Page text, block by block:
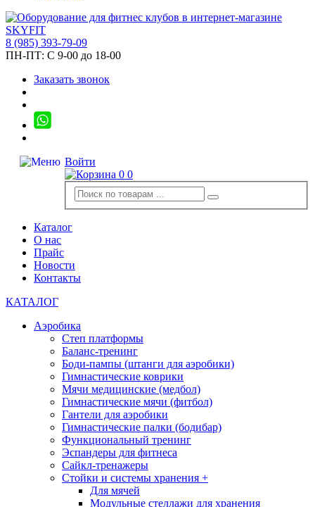
8 (985) 393-79-09
ПН-ПТ: С 9-00 до 18-00
Заказать звонок
Войти
0 0
Каталог
О нас
Прайс
Новости
Контакты
КАТАЛОГ
Аэробика
Степ платформы
Баланс-тренинг
Боди-пампы (штанги для аэробики)
Гимнастические коврики
Мячи медицинские (медбол)
Гимнастические мячи (фитбол)
Гантели для аэробики
Гимнастические палки (бодибар)
Функциональный тренинг
Эспандеры для фитнеса
Сайкл-тренажеры
Стойки и системы хранения +
Для мячей
Модульные стеллажи для хранения